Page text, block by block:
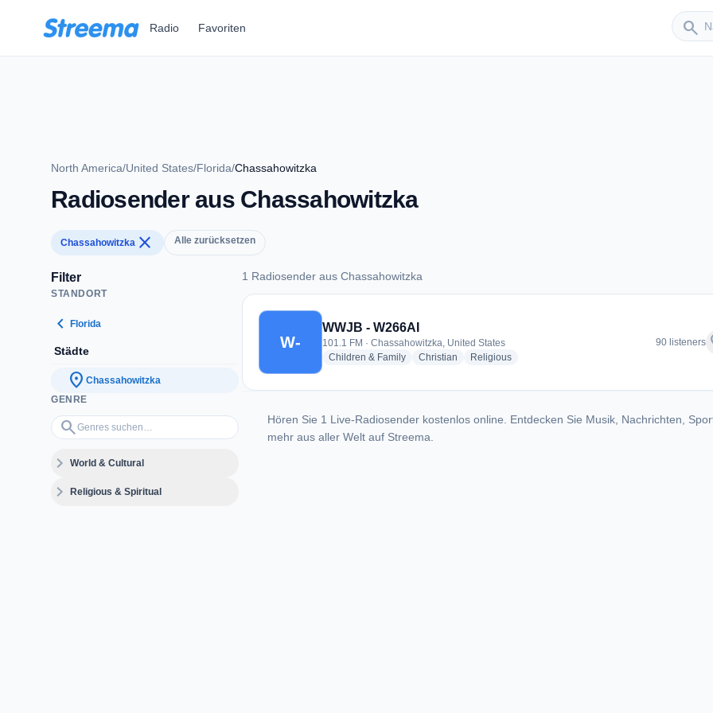
Radio Favoriten search
Sender
North America/United States/Florida/Chassahowitzka
Radiosender aus Chassahowitzka
Chassahowitzka close Alle zurücksetzen
Filter
STANDORT
chevron_left Florida
Städte
location_on Chassahowitzka
GENRE
search
Genres suchen…
expand_moreWorld & Cultural
expand_moreReligious & Spiritual
1 Radiosender aus Chassahowitzka
1 Radiosender aus Chassahowitzka
W-
WWJB - W266AI
101.1 FM · Chassahowitzka, United States
Children & Familyradio stations
Christian radio stations
Religiousradio stations
90 listeners
Hören Sie 1 Live-Radiosender kostenlos online. Entdecken Sie Musik, Nachrichten,
mehr aus aller Welt auf Streema.